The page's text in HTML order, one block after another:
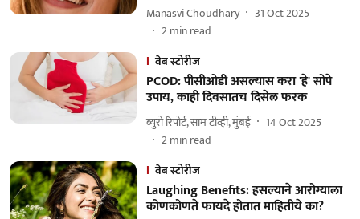
Manasvi Choudhary
31 Oct 2025
2min read
वेब स्टोरीज
PCOD: पीसीओडी असल्यास करा 'हे' सोपे
उपाय, काही दिवसातच दिसेल फरक
ब्युरो रिपोर्ट, साम टीव्ही, मुंबई
14 Oct 2025
2min read
वेब स्टोरीज
Laughing Benefits: हसल्याने आरोग्याला
कोणकोणते फायदे होतात माहितीये का?